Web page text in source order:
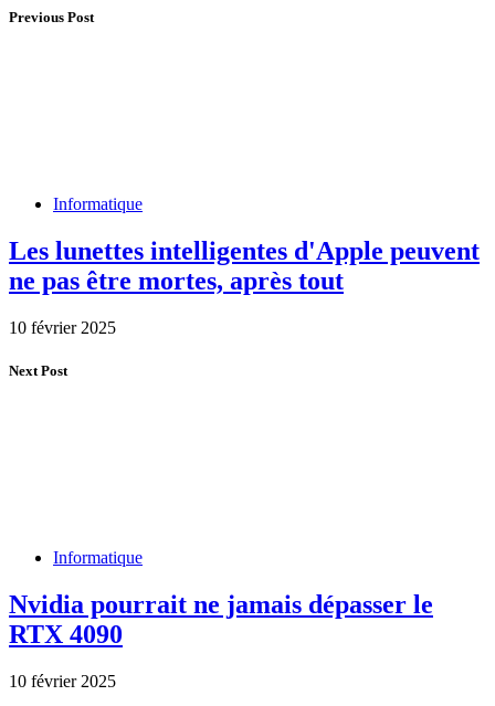
Previous Post
Informatique
Les lunettes intelligentes d'Apple peuvent
ne pas être mortes, après tout
10 février 2025
Next Post
Informatique
Nvidia pourrait ne jamais dépasser le
RTX 4090
10 février 2025